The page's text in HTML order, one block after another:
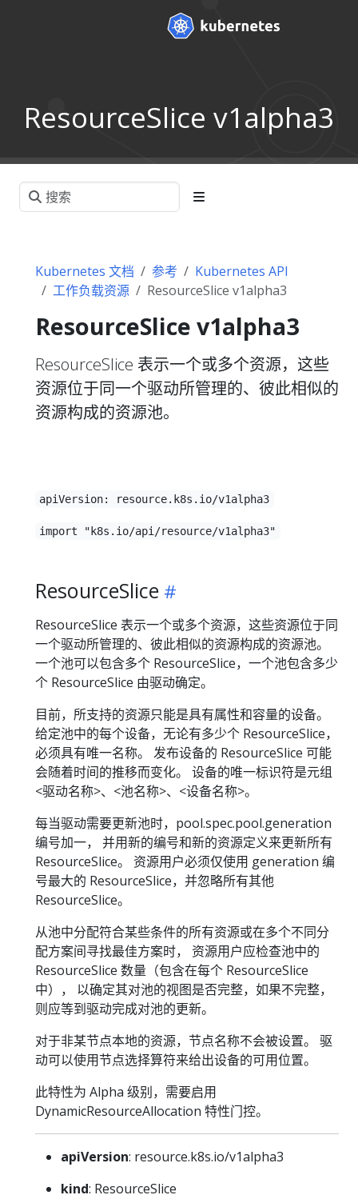
ResourceSlice v1alpha3
Kubernetes 文档 参考
Kubernetes API
工作负载资源
ResourceSlice v1alpha3
ResourceSlice v1alpha3
ResourceSlice 表示一个或多个资源，这些
资源位于同一个驱动所管理的、彼此相似的
资源构成的资源池。
apiVersion: resource.k8s.io/v1alpha3
import "k8s.io/api/resource/v1alpha3"
ResourceSlice
ResourceSlice 表示一个或多个资源，这些资源位于同
一个驱动所管理的、彼此相似的资源构成的资源池。
一个池可以包含多个 ResourceSlice，一个池包含多少
个 ResourceSlice 由驱动确定。
目前，所支持的资源只能是具有属性和容量的设备。
给定池中的每个设备，无论有多少个 ResourceSlice，
必须具有唯一名称。 发布设备的 ResourceSlice 可能
会随着时间的推移而变化。 设备的唯一标识符是元组
<驱动名称>、<池名称>、<设备名称>。
每当驱动需要更新池时，pool.spec.pool.generation
编号加一， 并用新的编号和新的资源定义来更新所有
ResourceSlice。 资源用户必须仅使用 generation 编
号最大的 ResourceSlice，并忽略所有其他
ResourceSlice。
从池中分配符合某些条件的所有资源或在多个不同分
配方案间寻找最佳方案时， 资源用户应检查池中的
ResourceSlice 数量（包含在每个 ResourceSlice
中）， 以确定其对池的视图是否完整，如果不完整，
则应等到驱动完成对池的更新。
对于非某节点本地的资源，节点名称不会被设置。 驱
动可以使用节点选择算符来给出设备的可用位置。
此特性为 Alpha 级别，需要启用
DynamicResourceAllocation 特性门控。
apiVersion: resource.k8s.io/v1alpha3
kind: ResourceSlice